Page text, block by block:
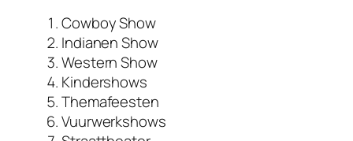
Cowboy Show
Indianen Show
Western Show
Kindershows
Themafeesten
Vuurwerkshows